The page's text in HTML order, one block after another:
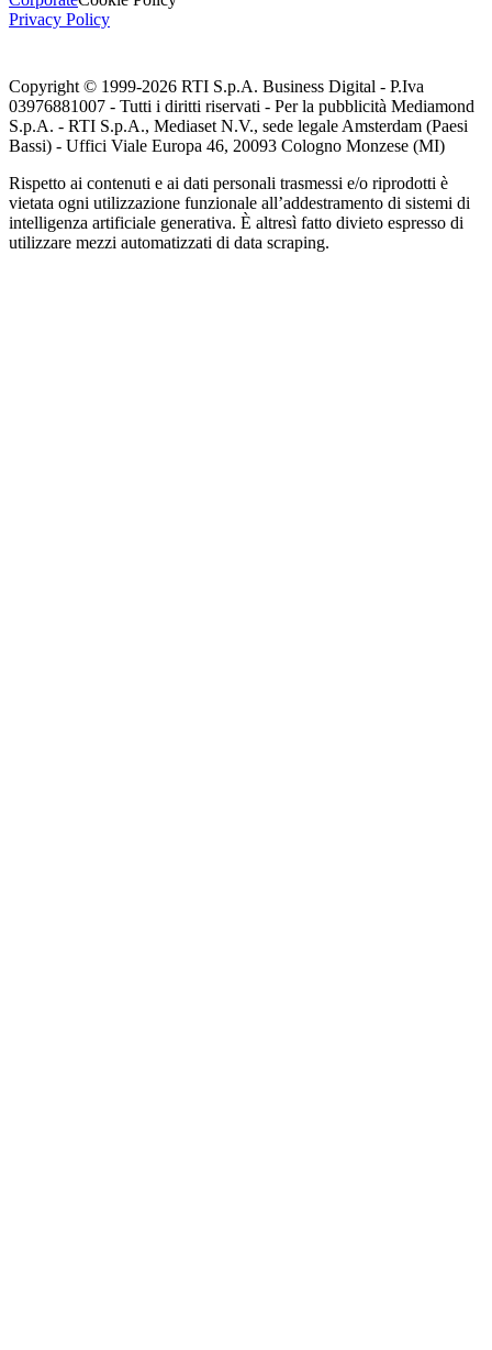
Privacy Policy
Copyright © 1999-2026 RTI S.p.A. Business Digital - P.Iva
03976881007 - Tutti i diritti riservati - Per la pubblicità Mediamond
S.p.A. - RTI S.p.A., Mediaset N.V., sede legale Amsterdam (Paesi
Bassi) - Uffici Viale Europa 46, 20093 Cologno Monzese (MI)
Rispetto ai contenuti e ai dati personali trasmessi e/o riprodotti è
vietata ogni utilizzazione funzionale all’addestramento di sistemi di
intelligenza artificiale generativa. È altresì fatto divieto espresso di
utilizzare mezzi automatizzati di data scraping.